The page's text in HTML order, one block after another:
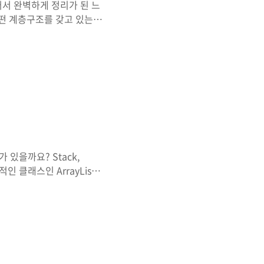
완벽하게 정리가 된 느
계층구조를 갖고 있는지
Set, Queue 인터페
인터페이스 인지는 잘
있을까요? Stack,
인 클래스인 ArrayList,
당히 유사합니다. 배열
열을 추가, 삭제 할 수